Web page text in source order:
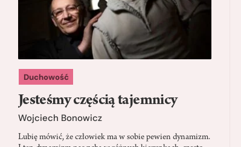
Duchowość
Jesteśmy częścią tajemnicy
Wojciech Bonowicz
Lubię mówić, że człowiek ma w sobie pewien dynamizm.